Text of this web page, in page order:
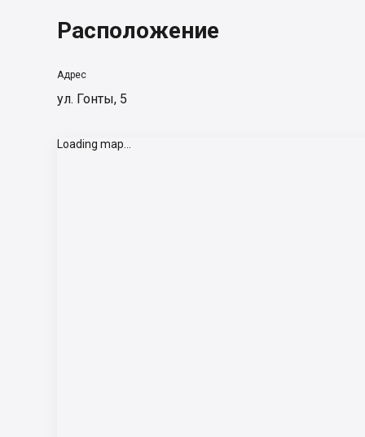
Расположение
Адрес
ул. Гонты, 5
Loading map...